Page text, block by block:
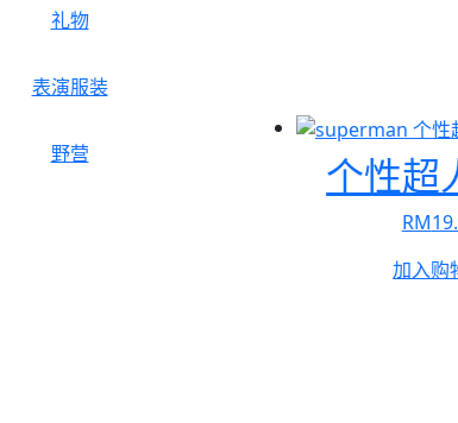
礼物
表演服装
野营 个性超
RM
加入购